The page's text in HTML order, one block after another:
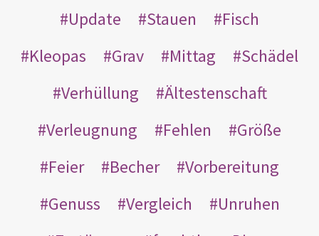
Update Stauen
Fisch
Kleopas
Grav Mittag
Schädel
Verhüllung
Ältestenschaft
Verleugnung
Fehlen
Größe
Feier
Becher
Vorbereitung
Genuss
Vergleich
Unruhen